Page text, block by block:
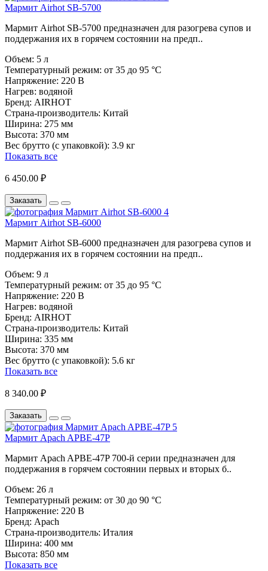
Мармит Airhot SB-5700
Мармит Airhot SB-5700 предназначен для разогрева супов и
поддержания их в горячем состоянии на предп..
Объем: 5 л
Температурный режим: от 35 до 95 °C
Напряжение: 220 В
Нагрев: водяной
Бренд: AIRHOT
Страна-производитель: Китай
Ширина: 275 мм
Высота: 370 мм
Вес брутто (с упаковкой): 3.9 кг
Показать все
6 450.00 ₽
Заказать
Мармит Airhot SB-6000
Мармит Airhot SB-6000 предназначен для разогрева супов и
поддержания их в горячем состоянии на предп..
Объем: 9 л
Температурный режим: от 35 до 95 °C
Напряжение: 220 В
Нагрев: водяной
Бренд: AIRHOT
Страна-производитель: Китай
Ширина: 335 мм
Высота: 370 мм
Вес брутто (с упаковкой): 5.6 кг
Показать все
8 340.00 ₽
Заказать
Мармит Apach APBE-47P
Мармит Apach APBE-47P 700-й серии предназначен для
поддержания в горячем состоянии первых и вторых б..
Объем: 26 л
Температурный режим: от 30 до 90 °C
Напряжение: 220 В
Бренд: Apach
Страна-производитель: Италия
Ширина: 400 мм
Высота: 850 мм
Показать все